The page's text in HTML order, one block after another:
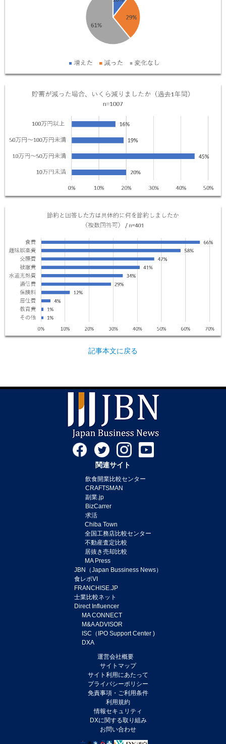
記事本文に戻る
関連サイト
飲食開業比較センター
CRAFTSMAN
副業.jp
BizCarrer
求活
Chiba Town
全国工務店比較センター
不動産査定比較
居抜き売却比較
MA Press
JBN（Japan Bussiness News）
食レポVI
FRANCHISE.JP
士業比較ネット
Direct Influencer
MA CONNECT
M&A ADVISOR
ISC（IPO Support Center )
DXA
運営会社概要
サイトマップ
サイト利用にあたって
プライバシーポリシー
免責事項・ご利用条件
利用規約
情報セキュリティ
DXに関する取り組み
お問い合わせ